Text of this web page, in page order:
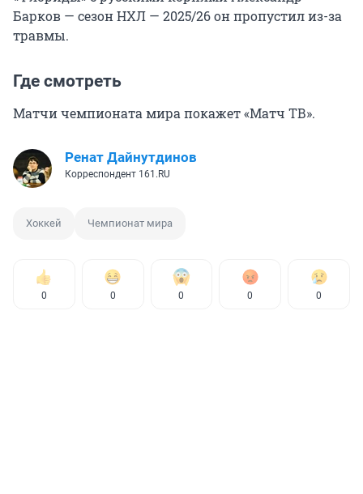
Барков — сезон НХЛ — 2025/26 он пропустил из-за
травмы.
Где смотреть
Матчи чемпионата мира покажет «Матч ТВ».
Ренат Дайнутдинов
Корреспондент 161.RU
Хоккей Чемпионат мира
0 0 0 0 0